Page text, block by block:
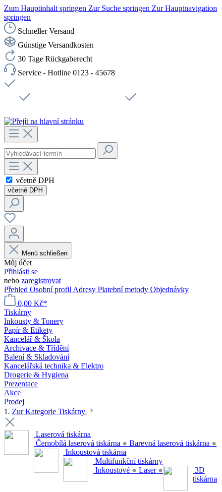
Zum Hauptinhalt springen Zur Suche springen Zur Hauptnavigation
springen
Schneller Versand
Günstige Versandkosten
30 Tage Rückgaberecht
Service - Hotline 0123 - 45678
včetně DPH
včetně DPH
Menü schließen
Můj účet
Přihlásit se
nebo zaregistrovat
Přehled Osobní profil Adresy Platební metody Objednávky
0,00 Kč*
Tiskárny
Inkousty & Tonery
Papír & Etikety
Kancelář & Škola
Archivace & Třídění
Balení & Skladování
Kancelářská technika & Elektro
Drogerie & Hygiena
Prezentace
Akce
Prodej
1. Zur Kategorie Tiskárny
Laserová tiskárna
Černobílá laserová tiskárna ● Barevná laserová tiskárna ●
Inkoustová tiskárna
Multifunkční tiskárny
Inkoustové ● Laser ●
3D
tiskárna